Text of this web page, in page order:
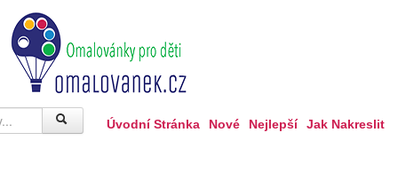
Úvodní Stránka Nové Nejlepší Jak Nakreslit